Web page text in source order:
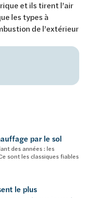
et ils tirent l’air
les types à
de l’extérieur
par le sol
des années : les
sont les classiques fiables
le plus